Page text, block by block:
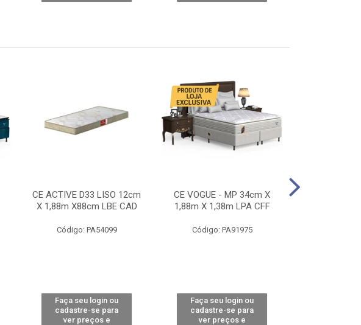
CE ACTIVE D33 LISO 12cm
X 1,88m X88cm LBE CAD
Código: PA54099
Faça seu login ou
cadastre-se para
ver preços e
CE VOGUE - MP 34cm X
1,88m X 1,38m LPA CFF
Código: PA91975
Faça seu login ou
cadastre-se para
ver preços e